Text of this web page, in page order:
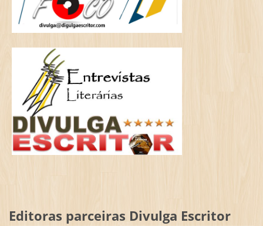
Editoras parceiras Divulga Escritor